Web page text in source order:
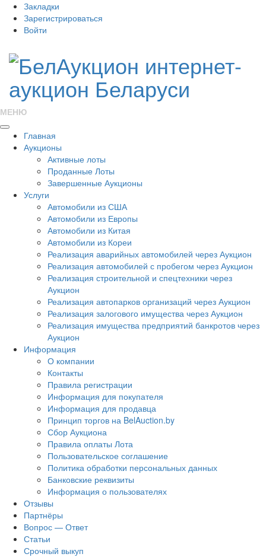
Закладки
Зарегистрироваться
Войти
МЕНЮ
Главная
Аукционы
Активные лоты
Проданные Лоты
Завершенные Аукционы
Услуги
Автомобили из США
Автомобили из Европы
Автомобили из Китая
Автомобили из Кореи
Реализация аварийных автомобилей через Аукцион
Реализация автомобилей с пробегом через Аукцион
Реализация строительной и спецтехники через
Аукцион
Реализация автопарков организаций через Аукцион
Реализация залогового имущества через Аукцион
Реализация имущества предприятий банкротов через
Аукцион
Информация
О компании
Контакты
Правила регистрации
Информация для покупателя
Информация для продавца
Принцип торгов на BelAuction.by
Сбор Аукциона
Правила оплаты Лота
Пользовательское соглашение
Политика обработки персональных данных
Банковские реквизиты
Информация о пользователях
Отзывы
Партнёры
Вопрос — Ответ
Статьи
Срочный выкуп